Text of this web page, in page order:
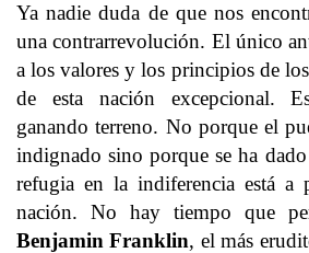
Ya nadie duda de que nos
una contrarrevolución. El único
a los valores y los principios de
de esta nación excepcional.
ganando terreno. No porque el
indignado sino porque se ha
refugia en la indiferencia está a
nación. No hay tiempo que
Benjamin Franklin, el más